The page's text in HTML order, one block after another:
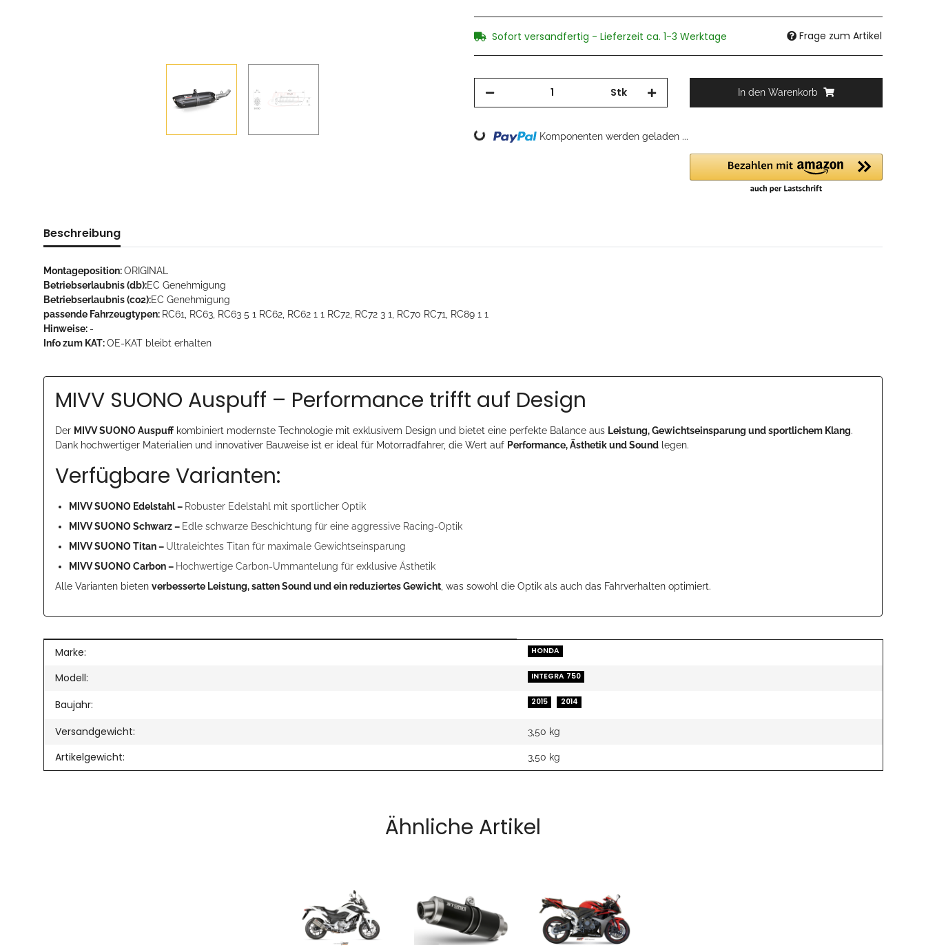
Sofort versandfertig - Lieferzeit ca. 1-3 Werktage Frage zum Artikel
Stk In den Warenkorb
Loading... Komponenten werden geladen ...
Beschreibung
Montageposition:ORIGINAL
Betriebserlaubnis (db):EC Genehmigung
Betriebserlaubnis (co2):EC Genehmigung
passende Fahrzeugtypen: RC61, RC63, RC63 5 1 RC62, RC62 1 1 RC72, RC72 3 1, RC70 RC71, RC89 1 1
Hinweise: -
Info zum KAT:OE-KAT bleibt erhalten
MIVV SUONO Auspuff – Performance trifft auf Design
Der MIVV SUONO Auspuff kombiniert modernste Technologie mit exklusivem Design und bietet eine perfekte Balance aus Leistung, Gewichtseinsparung und sportlichem Klang.
Dank hochwertiger Materialien und innovativer Bauweise ist er ideal für Motorradfahrer, die Wert auf Performance, Ästhetik und Sound legen.
Verfügbare Varianten:
MIVV SUONO Edelstahl – Robuster Edelstahl mit sportlicher Optik
MIVV SUONO Schwarz – Edle schwarze Beschichtung für eine aggressive Racing-Optik
MIVV SUONO Titan – Ultraleichtes Titan für maximale Gewichtseinsparung
MIVV SUONO Carbon – Hochwertige Carbon-Ummantelung für exklusive Ästhetik
Alle Varianten bieten verbesserte Leistung, satten Sound und ein reduziertes Gewicht , was sowohl die Optik als auch das Fahrverhalten optimiert.
Produkteigenschaft
Wert
Marke: HONDA
Modell: INTEGRA 750
Baujahr: 2015 2014
Versandgewicht: 3,50 kg
Artikelgewicht: 3,50 kg
Ähnliche Artikel